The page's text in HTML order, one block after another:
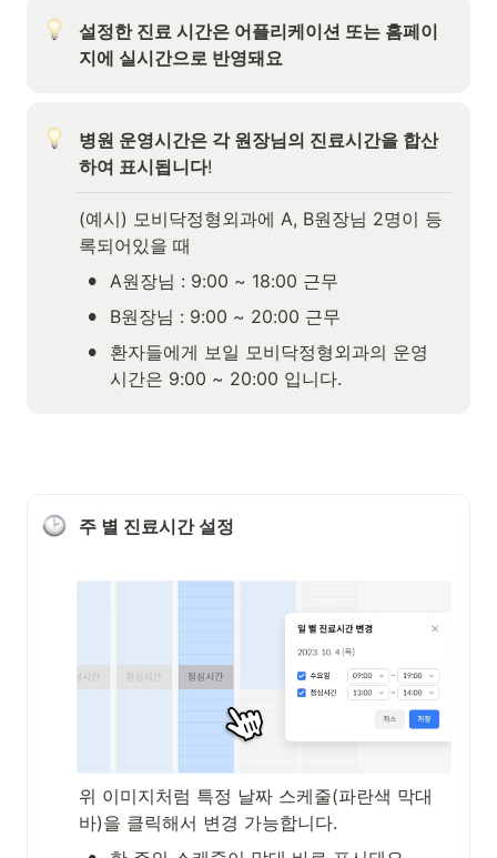
설정한 진료 시간은 어플리케이션 또는 홈페이
지에 실시간으로 반영돼요
병원 운영시간은 각 원장님의 진료시간을 합산
하여 표시됩니다!
(예시) 모비닥정형외과에 A, B원장님 2명이 등
록되어있을 때
• A원장님 : 9:00 ~ 18:00 근무
• B원장님 : 9:00 ~ 20:00 근무
•
환자들에게 보일 모비닥정형외과의 운영
시간은 9:00 ~ 20:00 입니다.
주 별 진료시간 설정
위 이미지처럼 특정 날짜 스케줄(파란색 막대
바)을 클릭해서 변경 가능합니다.